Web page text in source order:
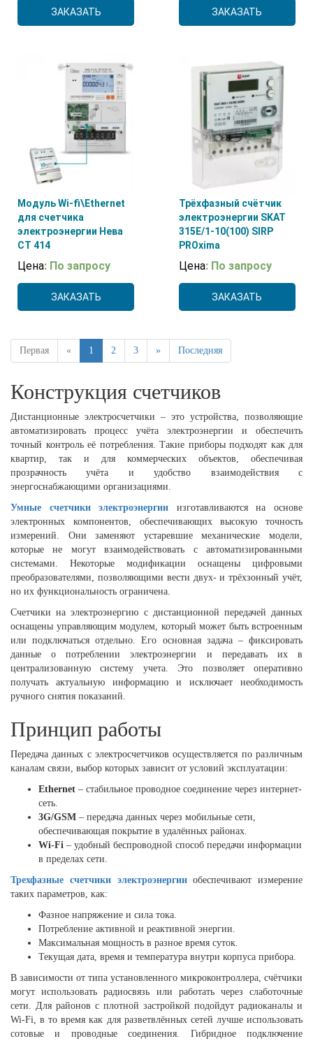
ЗАКАЗАТЬ ЗАКАЗАТЬ
Модуль Wi-fi\Ethernet
для счетчика
электроэнергии Нева
СТ 414
Цена: По запросу
ЗАКАЗАТЬ
Трёхфазный счётчик
электроэнергии SKAT
315E/1-10(100) SIRP
PROxima
Цена: По запросу
ЗАКАЗАТЬ
Первая « 1 2 3 » Последняя
Конструкция счетчиков
Дистанционные электросчетчики – это устройства, позволяющие
автоматизировать процесс учёта электроэнергии и обеспечить
точный контроль её потребления. Такие приборы подходят как для
квартир, так и для коммерческих объектов, обеспечивая
прозрачность учёта и удобство взаимодействия с
энергоснабжающими организациями.
Умные счетчики электроэнергии изготавливаются на основе
электронных компонентов, обеспечивающих высокую точность
измерений. Они заменяют устаревшие механические модели,
которые не могут взаимодействовать с автоматизированными
системами. Некоторые модификации оснащены цифровыми
преобразователями, позволяющими вести двух- и трёхзонный учёт,
но их функциональность ограничена.
Счетчики на электроэнергию с дистанционной передачей данных
оснащены управляющим модулем, который может быть встроенным
или подключаться отдельно. Его основная задача – фиксировать
данные о потреблении электроэнергии и передавать их в
централизованную систему учета. Это позволяет оперативно
получать актуальную информацию и исключает необходимость
ручного снятия показаний.
Принцип работы
Передача данных с электросчетчиков осуществляется по различным
каналам связи, выбор которых зависит от условий эксплуатации:
Ethernet – стабильное проводное соединение через интернет-
сеть.
3G/GSM – передача данных через мобильные сети,
обеспечивающая покрытие в удалённых районах.
Wi-Fi – удобный беспроводной способ передачи информации
в пределах сети.
Трехфазные счетчики электроэнергииобеспечивают измерение
таких параметров, как:
Фазное напряжение и сила тока.
Потребление активной и реактивной энергии.
Максимальная мощность в разное время суток.
Текущая дата, время и температура внутри корпуса прибора.
В зависимости от типа установленного микроконтроллера, счётчики
могут использовать радиосвязь или работать через слаботочные
сети. Для районов с плотной застройкой подойдут радиоканалы и
Wi-Fi, в то время как для разветвлённых сетей лучше использовать
сотовые и проводные соединения. Гибридное подключение